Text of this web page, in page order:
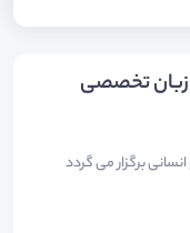
زبان تخصصی
برگزار می گردد